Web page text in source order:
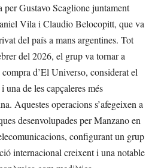
per Gustavo Scaglione juntament
Vila i Claudio Belocopitt, que va
del país a mans argentines. Tot
del 2026, el grup va tornar a
d’El Universo, considerat el
de les capçaleres més
Aquestes operacions s’afegeixen a
desenvolupades per Manzano en
configurant un grup
internacional creixent i una notable